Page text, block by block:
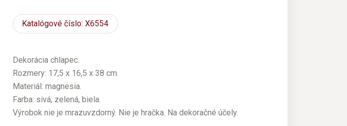
Katalógové číslo: X6554
Dekorácia chlapec.
Rozmery: 17,5 x 16,5 x 38 cm.
Materiál: magnesia.
Farba: sivá, zelená, biela.
Výrobok nie je mrazuvzdorný. Nie je hračka. Na dekoračné účely.